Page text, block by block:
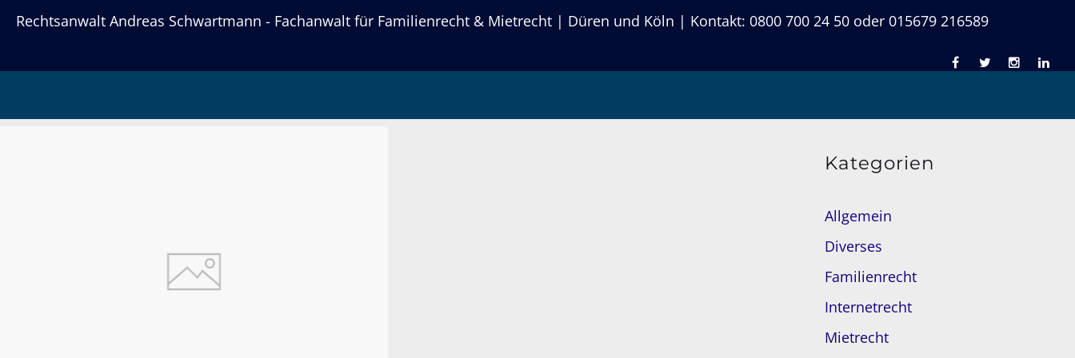
Rechtsanwalt Andreas Schwartmann - Fachanwalt für Familienrecht & Mietrecht | Düren und Köln | Kontakt: 0800 700 24 50 oder 015679 216589
Kategorien
Allgemein
Diverses
Familienrecht
Internetrecht
Mietrecht